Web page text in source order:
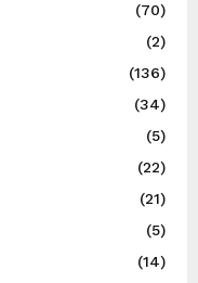
(70)
(2)
(136)
(34)
(5)
(22)
(21)
(5)
(14)